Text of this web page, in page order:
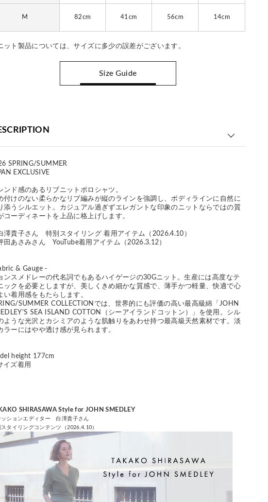
M 82cm 41cm 56cm 14cm
ット製品については、サイズに多少の誤差がございます。
Size Guide
SPRING/SUMMER
EXCLUSIVE
ンド感のあるリブニットポロシャツ。
付けのない柔らかなリブ編みが縦のラインを強調し、ボディラインに自然に
添うシルエット。カジュアル過ぎずエレガントな印象のニットならではの質
コーディネートを上品に格上げします。
貴子さん 特別スタイリング 着用アイテム（2026.4.10）
あさみさん YouTube着用アイテム（2026.3.12）
& Gauge -
ンスメドレーの代名詞でもあるハイゲージの30Gニット。生産には高度なテ
ックを必要としますが、美しくきめ細かな質感で、薄手かつ軽量、快適で心
い着用感をもたらします。
SUMMER COLLECTIONでは、世界的にも評価の高い最高級綿「JOHN
SEA ISLAND COTTON（シーアイランドコットン）」を使用。シル
ような光沢とカシミアのような肌触りをあわせ持つ最高級天然素材です。淡
ラーにはやや透け感が見られます。
height 177cm
イズ着用
SHIRASAWAStyle for JOHN SMEDLEY
ッションエディター 白澤貴子さん
タイリングコンテンツ（2026.4.10）